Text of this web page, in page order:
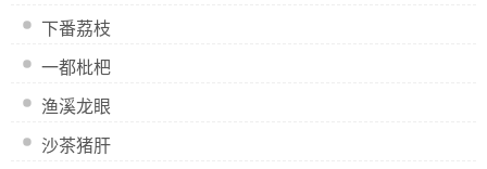
下番荔枝
一都枇杷
渔溪龙眼
沙茶猪肝